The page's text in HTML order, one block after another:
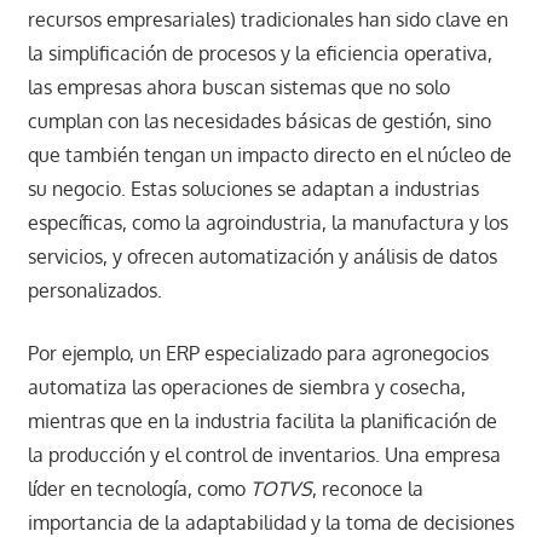
recursos empresariales) tradicionales han sido clave en
la simplificación de procesos y la eficiencia operativa,
las empresas ahora buscan sistemas que no solo
cumplan con las necesidades básicas de gestión, sino
que también tengan un impacto directo en el núcleo de
su negocio. Estas soluciones se adaptan a industrias
específicas, como la agroindustria, la manufactura y los
servicios, y ofrecen automatización y análisis de datos
personalizados.
Por ejemplo, un ERP especializado para agronegocios
automatiza las operaciones de siembra y cosecha,
mientras que en la industria facilita la planificación de
la producción y el control de inventarios. Una empresa
líder en tecnología, como TOTVS, reconoce la
importancia de la adaptabilidad y la toma de decisiones